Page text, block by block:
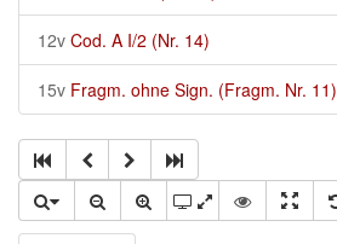
12v Cod. A I/2 (Nr. 14)
15v Fragm. ohne Sign. (Fragm. Nr. 11)